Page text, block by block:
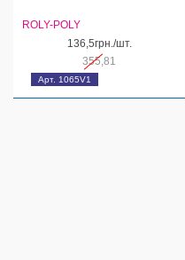
Арт. 1065V1
ROLY-POLY
136,5грн./шт.
355,81